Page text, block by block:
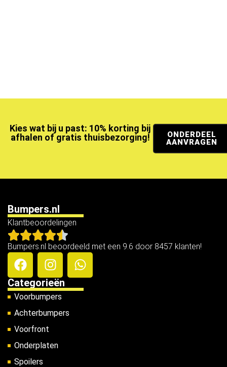
Kies wat bij u past: 10% korting bij
afhalen of gratis thuisbezorging!
ONDERDEEL
AANVRAGEN
Bumpers.nl
Klantbeoordelingen
Bumpers.nl beoordeeld met een 9.6 door 8457 klanten!
Categorieën
Voorbumpers
Achterbumpers
Voorfront
Onderplaten
Spoilers